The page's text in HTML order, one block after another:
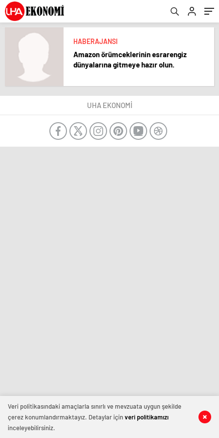
HABERAJANSI
Amazon örümceklerinin esrarengiz
dünyalarına gitmeye hazır olun.
UHA EKONOMİ
Veri politikasındaki amaçlarla sınırlı ve mevzuata uygun şekilde
çerez konumlandırmaktayız. Detaylar içinveri politikamızı
inceleyebilirsiniz.